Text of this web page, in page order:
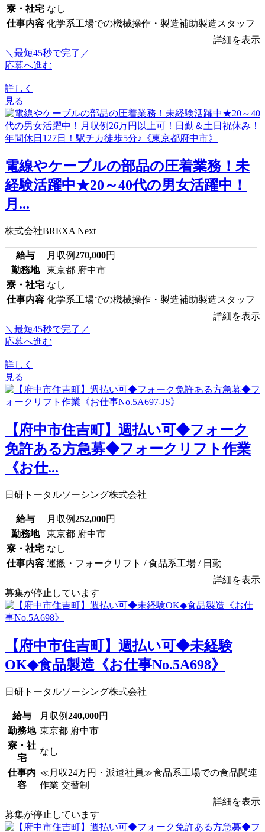
寮・社宅 なし
仕事内容 化学系工場での機械操作・製造補助製造スタッフ
詳細を表示
＼最短45秒で完了／
応募へ進む
詳しく
見る
電線やケーブルの部品の圧着業務！未
経験活躍中★20～40代の男女活躍中！
月...
株式会社BREXA Next
給与 月収例270,000円
勤務地
東京都 府中市
寮・社宅 なし
仕事内容 化学系工場での機械操作・製造補助製造スタッフ
詳細を表示
＼最短45秒で完了／
応募へ進む
詳しく
見る
【府中市住吉町】週払い可◆フォーク
免許ある方急募◆フォークリフト作業
《お仕...
日研トータルソーシング株式会社
給与 月収例252,000円
勤務地
東京都 府中市
寮・社宅 なし
仕事内容 運搬・フォークリフト / 食品系工場 / 日勤
詳細を表示
募集が停止しています
【府中市住吉町】週払い可◆未経験
OK◆食品製造《お仕事No.5A698》
日研トータルソーシング株式会社
給与 月収例240,000円
勤務地 東京都 府中市
寮・社
宅
なし
仕事内
容
≪月収24万円・派遣社員≫食品系工場での食品関連
作業 交替制
詳細を表示
募集が停止しています